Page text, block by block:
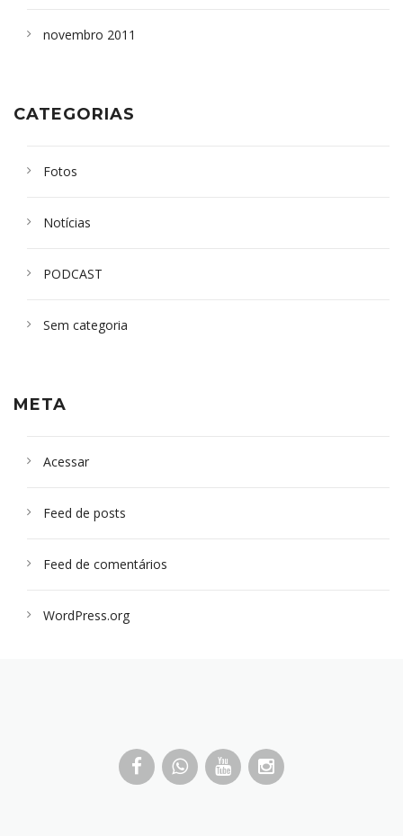
novembro 2011
CATEGORIAS
Fotos
Notícias
PODCAST
Sem categoria
META
Acessar
Feed de posts
Feed de comentários
WordPress.org